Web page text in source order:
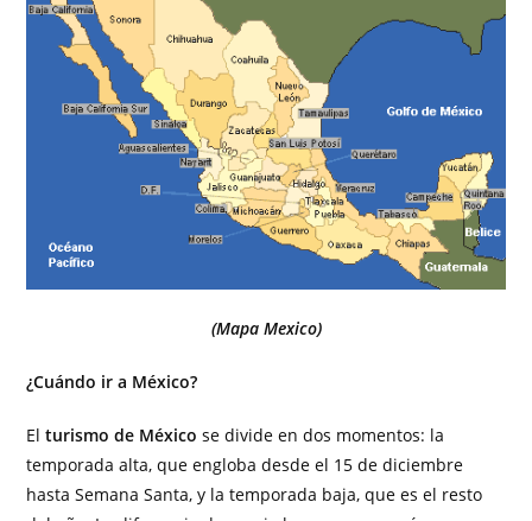
(Mapa Mexico)
¿Cuándo ir a México?
Elturismo de México se divide en dos momentos: la
temporada alta, que engloba desde el 15 de diciembre
hasta Semana Santa, y la temporada baja, que es el resto